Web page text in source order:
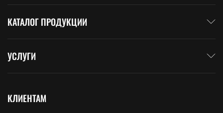
КАТАЛОГ ПРОДУКЦИИ
УСЛУГИ
КЛИЕНТАМ